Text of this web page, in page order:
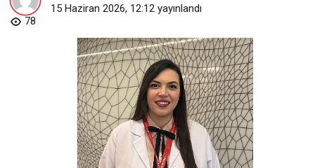
15 Haziran 2026, 12:12 yayınlandı
78